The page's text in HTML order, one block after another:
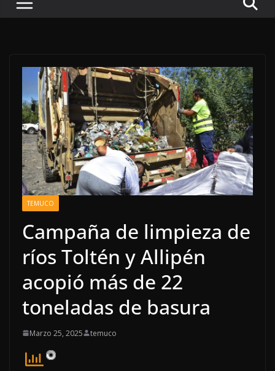
TEMUCO
Campaña de limpieza de
ríos Toltén y Allipén
acopió más de 22
toneladas de basura
Marzo 25, 2025 temuco